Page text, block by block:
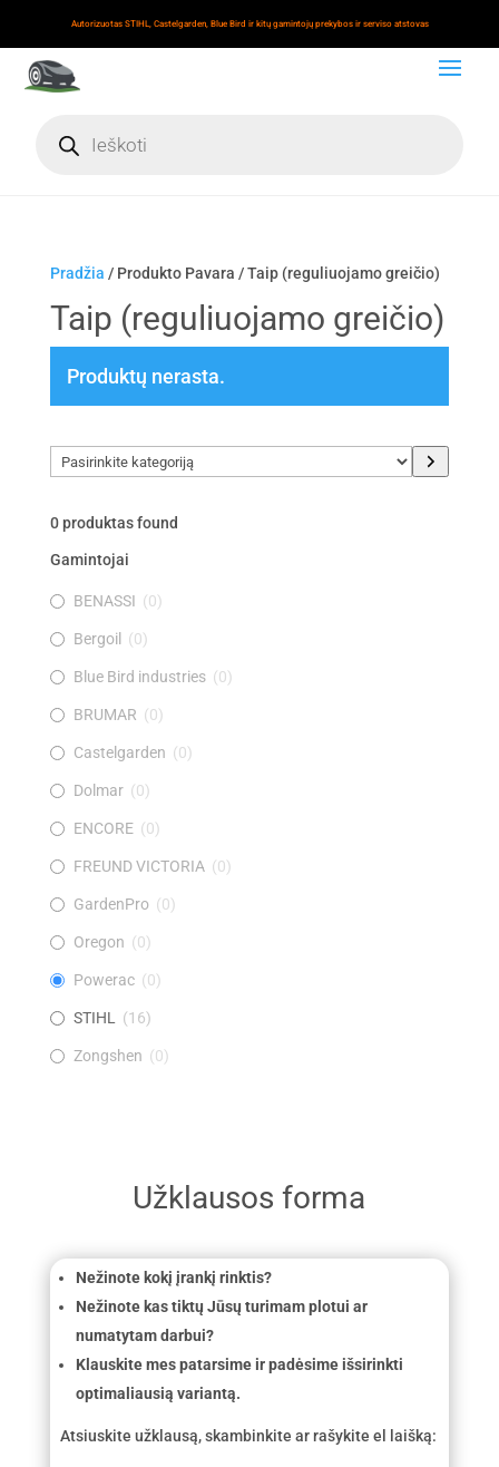
Autorizuotas STIHL, Castelgarden, Blue Bird ir kitų gamintojų prekybos ir serviso atstovas
search
Pradžia / Produkto Pavara / Taip (reguliuojamo greičio)
Taip (reguliuojamo greičio)
Produktų nerasta.
Pasirinkite
kategoriją
0produktas found
Gamintojai
BENASSI (0)
Bergoil (0)
Blue Bird industries (0)
BRUMAR (0)
Castelgarden (0)
Dolmar (0)
ENCORE (0)
FREUND VICTORIA (0)
GardenPro (0)
Oregon (0)
Powerac (0)
STIHL (16)
Zongshen (0)
Užklausos forma
Nežinote kokį įrankį rinktis?
Nežinote kas tiktų Jūsų turimam plotui ar
numatytam darbui?
Klauskite mes patarsime ir padėsime išsirinkti
optimaliausią variantą.
Atsiuskite užklausą, skambinkite ar rašykite el laišką: